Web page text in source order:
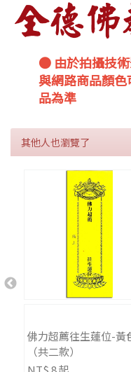
● 由於拍攝技
與網路商品顏
品為準
其他人也瀏覽了
佛力超薦往生蓮位-黃
（共二款）